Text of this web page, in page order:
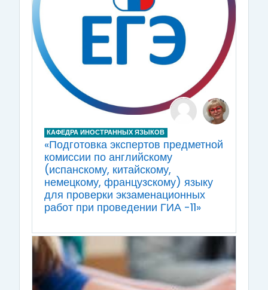
КАФЕДРА ИНОСТРАННЫХ ЯЗЫКОВ
«Подготовка экспертов предметной
комиссии по английскому
(испанскому, китайскому,
немецкому, французскому) языку
для проверки экзаменационных
работ при проведении ГИА -11»